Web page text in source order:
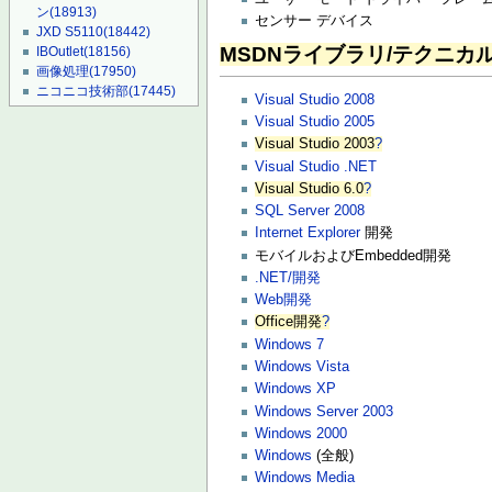
ン(18913)
JXD S5110(18442)
IBOutlet(18156)
画像処理(17950)
ニコニコ技術部(17445)
センサー デバイス
MSDNライブラリ/テクニカ
Visual Studio 2008
Visual Studio 2005
Visual Studio 2003?
Visual Studio .NET
Visual Studio 6.0?
SQL Server 2008
Internet Explorer開発
モバイルおよびEmbedded開発
.NET/開発
Web開発
Office開発?
Windows 7
Windows Vista
Windows XP
Windows Server 2003
Windows 2000
Windows (全般)
Windows Media